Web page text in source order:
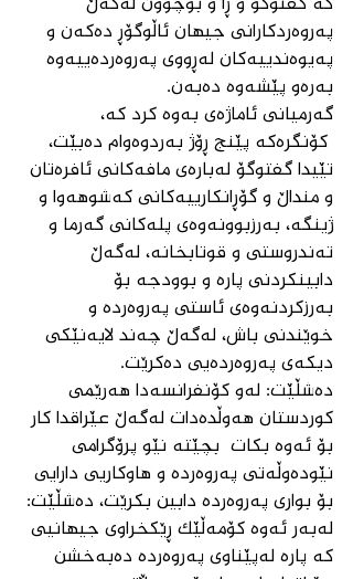
پەروەردکارانی جیهان ئاڵوگۆڕ دەکەن و
پەیوەندییەکان لەڕووی پەروەردەییەوە
بەرەو پێشەوە دەبەن.
گەرمیانی ئاماژەی بەوە کرد کە،
کۆنگرەکە پێنج ڕۆژ بەردوەوام دەبێت،
تێیدا گفتوگۆ لەبارەی مافەکانی ئافرەتان
و منداڵ و گۆڕانکارییەکانی کەشوهەوا و
ژینگە، بەرزبوونەوەی پلەکانی گەرما و
تەندروستی و قوتابخانە، لەگەڵ
دابینکردنی پارە و بوودجە بۆ
بەرزکردنەوەی ئاستی پەروەردە و
خوێندنی باش، لەگەڵ چەند لایەنێکی
دیکەی پەروەردەیی دەکرێت.
دەشڵێت: لەو کۆنفرانسەدا هەرێمی
کوردستان هەوڵدەدات لەگەڵ عێراقدا کار
بۆ ئەوە بکات  بچێتە نێو پرۆگرامی
نێودەوڵەتی پەروەردە و هاوکاریی دارایی
بۆ بواری پەروەردە دابین بکرێت، دەشڵێت:
لەبەر ئەوە کۆمەڵێک ڕێكخراوی جیهانیی
کە پارە لەپێناوی پەروەردە دەبەخشن